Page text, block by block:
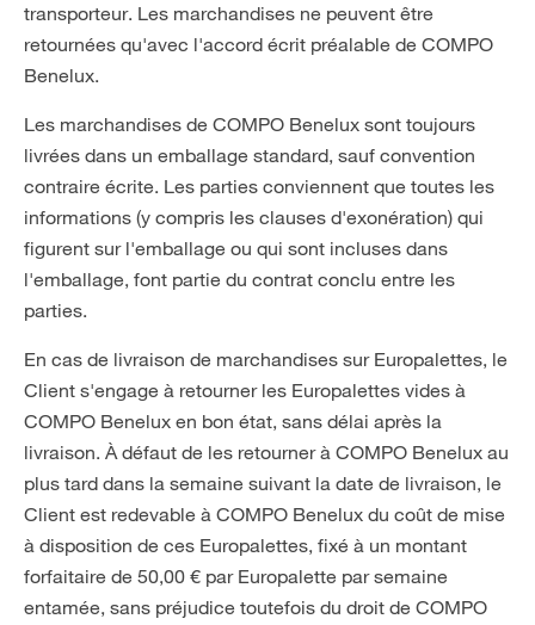
transporteur. Les marchandises ne peuvent être
retournées qu'avec l'accord écrit préalable de COMPO
Benelux.
Les marchandises de COMPO Benelux sont toujours
livrées dans un emballage standard, sauf convention
contraire écrite. Les parties conviennent que toutes les
informations (y compris les clauses d'exonération) qui
figurent sur l'emballage ou qui sont incluses dans
l'emballage, font partie du contrat conclu entre les
parties.
En cas de livraison de marchandises sur Europalettes, le
Client s'engage à retourner les Europalettes vides à
COMPO Benelux en bon état, sans délai après la
livraison. À défaut de les retourner à COMPO Benelux au
plus tard dans la semaine suivant la date de livraison, le
Client est redevable à COMPO Benelux du coût de mise
à disposition de ces Europalettes, fixé à un montant
forfaitaire de 50,00 € par Europalette par semaine
entamée, sans préjudice toutefois du droit de COMPO